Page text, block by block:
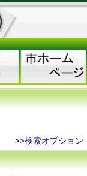
>>検索オプション